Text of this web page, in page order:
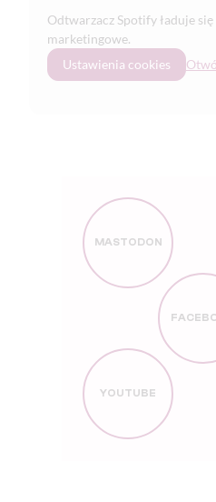
Odtwarzacz Spotify ładuje
marketingowe.
Ustawienia cookies
MASTODON
YOUTUBE